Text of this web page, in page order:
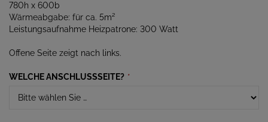
780h x 600b
Wärmeabgabe: für ca. 5m²
Leistungsaufnahme Heizpatrone: 300 Watt
Offene Seite zeigt nach links.
WELCHE ANSCHLUSSSEITE? *